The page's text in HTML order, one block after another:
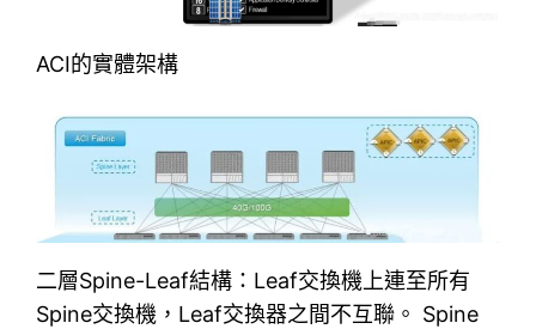
ACI的實體架構
二層Spine-Leaf結構：Leaf交換機上連至所有
Spine交換機，Leaf交換器之間不互聯。 Spine